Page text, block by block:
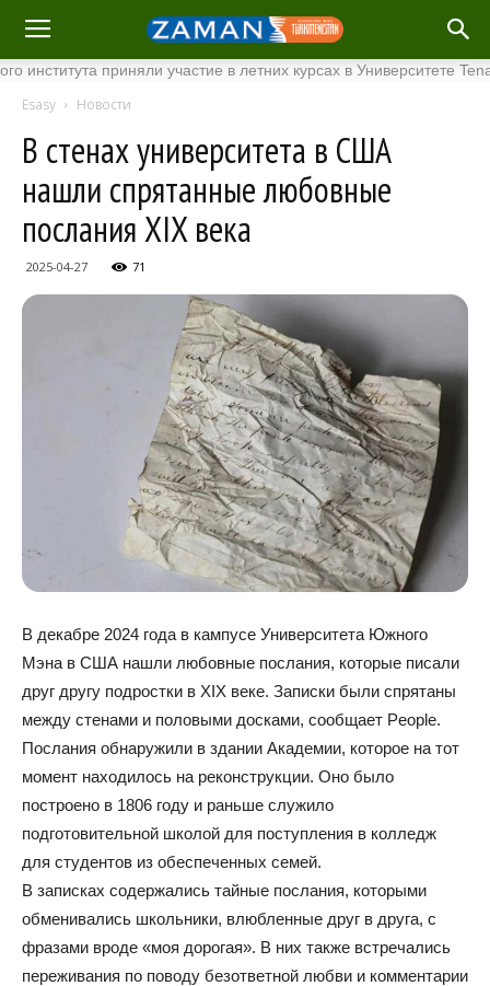
приняли участие в летних курсах в Университете Tenaga
Esasy Новости
В стенах университета в США
нашли спрятанные любовные
послания XIX века
2025-04-27 71
В декабре 2024 года в кампусе Университета Южного
Мэна в США нашли любовные послания, которые писали
друг другу подростки в XIX веке. Записки были спрятаны
между стенами и половыми досками, сообщает People.
Послания обнаружили в здании Академии, которое на тот
момент находилось на реконструкции. Оно было
построено в 1806 году и раньше служило
подготовительной школой для поступления в колледж
для студентов из обеспеченных семей.
В записках содержались тайные послания, которыми
обменивались школьники, влюбленные друг в друга, с
фразами вроде «моя дорогая». В них также встречались
переживания по поводу безответной любви и комментарии